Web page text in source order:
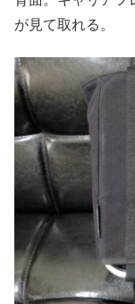
が見て取れる。